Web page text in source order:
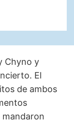
Chyno y
El
de ambos
mandaron